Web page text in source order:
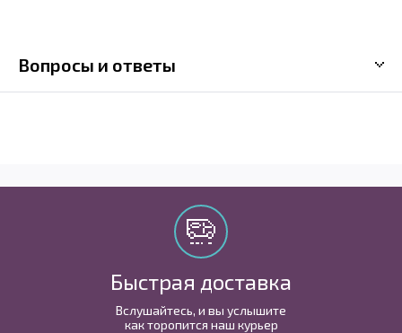
Вопросы и ответы
Быстрая доставка
Вслушайтесь, и вы услышите
как торопится наш курьер